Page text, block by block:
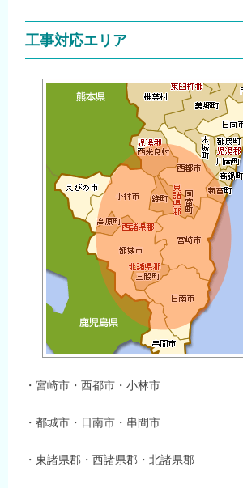
工事対応エリア
・宮崎市・西都市・小林市
・都城市・日南市・串間市
・東諸県郡・西諸県郡・北諸県郡